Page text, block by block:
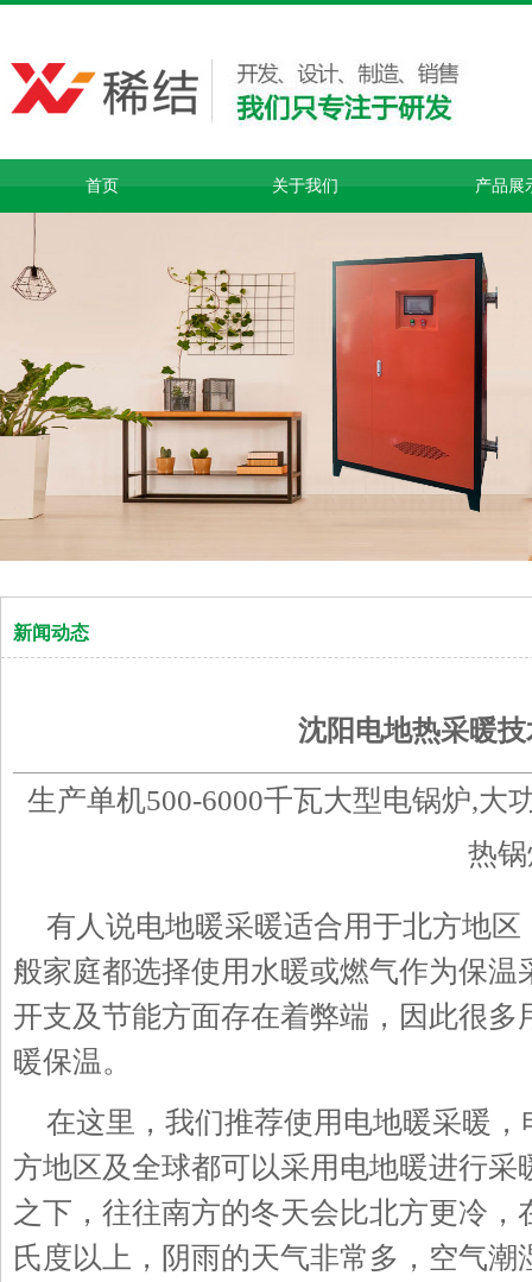
首页 关于我们 产品展
新闻动态
沈阳电地热采暖
生产单机500-6000千瓦大型电锅炉,大
热
有人说电地暖采暖适合用于北方地
般家庭都选择使用水暖或燃气作为保
开支及节能方面存在着弊端，因此很
暖保温。
在这里，我们推荐使用电地暖采暖
方地区及全球都可以采用电地暖进行
之下，往往南方的冬天会比北方更冷
氏度以上，阴雨的天气非常多，空气